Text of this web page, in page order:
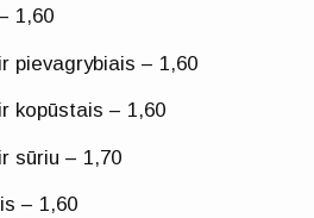
1,60
pievagrybiais – 1,60
kopūstais – 1,60
sūriu – 1,70
– 1,60